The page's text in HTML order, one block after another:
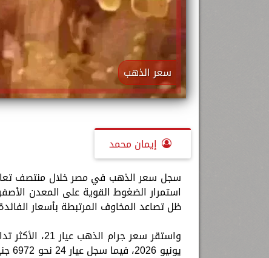
سعر الذهب
إيمان محمد
ظل تصاعد المخاوف المرتبطة بأسعار